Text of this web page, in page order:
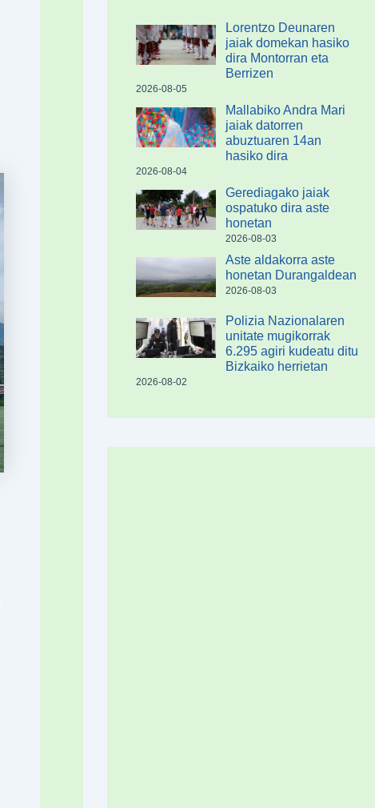
Lorentzo Deunaren
jaiak domekan hasiko
dira Montorran eta
Berrizen
2026-08-05
Mallabiko Andra Mari
jaiak datorren
abuztuaren 14an
hasiko dira
2026-08-04
Gerediagako jaiak
ospatuko dira aste
honetan
2026-08-03
Aste aldakorra aste
honetan Durangaldean
2026-08-03
Polizia Nazionalaren
unitate mugikorrak
6.295 agiri kudeatu ditu
Bizkaiko herrietan
2026-08-02